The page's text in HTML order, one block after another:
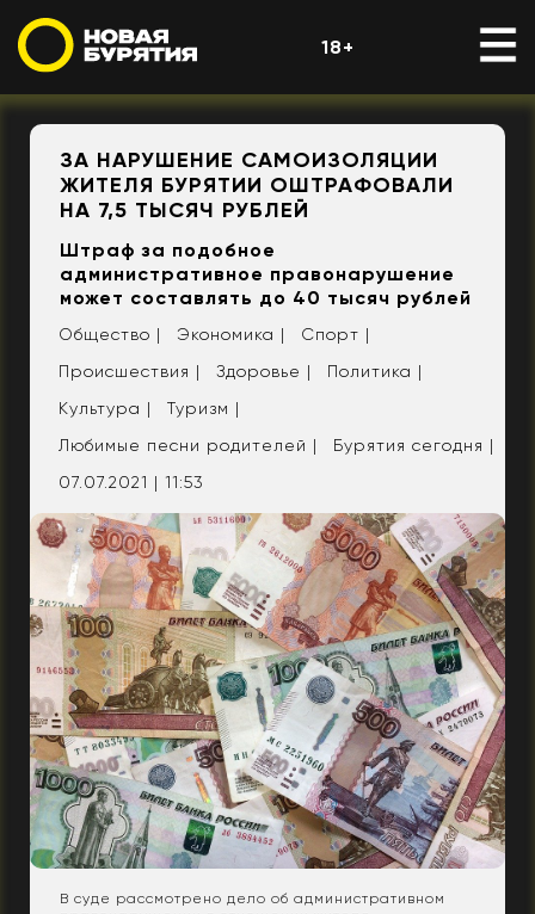
18+
ЗА НАРУШЕНИЕ САМОИЗОЛЯЦИИ
ЖИТЕЛЯ БУРЯТИИ ОШТРАФОВАЛИ
НА 7,5 ТЫСЯЧ РУБЛЕЙ
Штраф за подобное
административное правонарушение
может составлять до 40 тысяч рублей
Общество | Экономика |
Спорт |
Происшествия |
Здоровье |
Политика |
Культура |
Туризм |
Любимые песни родителей |
Бурятия сегодня |
07.07.2021 | 11:53
В суде рассмотрено дело об административном